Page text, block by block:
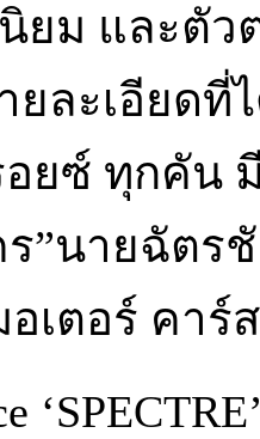
ยม และตัว
ยละเอียด
ยซ์ ทุกคัน
”นายฉัตร
เตอร์ คาร์